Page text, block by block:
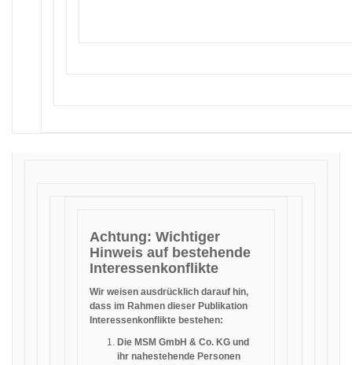
Achtung: Wichtiger
Hinweis auf bestehende
Interessenkonflikte
Wir weisen ausdrücklich darauf hin,
dass im Rahmen dieser Publikation
Interessenkonflikte bestehen:
Die MSM GmbH & Co. KG und
ihr nahestehende Personen